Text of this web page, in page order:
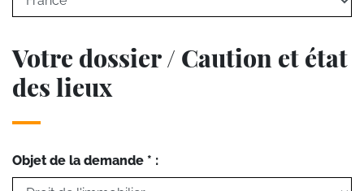
Votre dossier / Caution et état
des lieux
Objet de la demande * :